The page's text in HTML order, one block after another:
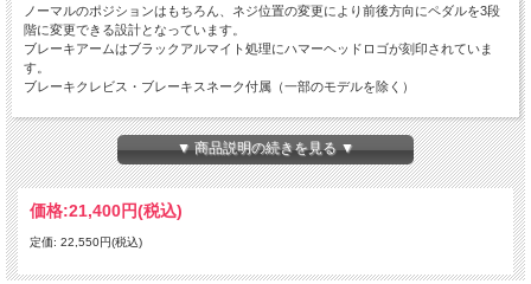
ノーマルのポジションはもちろん、ネジ位置の変更により前後方向にペダルを3段
階に変更できる設計となっています。
ブレーキアームはブラックアルマイト処理にハマーヘッドロゴが刻印されていま
す。
ブレーキクレビス・ブレーキスネーク付属（一部のモデルを除く）
全てのティップ（チタンを除く）は6061アルミを削り出しにて製作の上、高強度
アルマイト済み。
3種類から選べるティップは、ライダーのニーズに合わせ変更が可能。
ラージアルミティップ：
固定式のラージアルミティップは、純正のティップに比べて大型化されることによ
ステンレス製のイモネジの調整により垂直方向の調整に対応。
▼ 商品説明の続きを見る ▼
価格:21,400円(税込)
定価: 22,550円(税込)